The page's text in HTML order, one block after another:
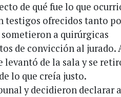
de qué fue lo que
testigos ofrecidos tanto
a quirúrgicas
de convicción al jurado.
levantó de la sala y se
lo que creía justo.
y decidieron declarar